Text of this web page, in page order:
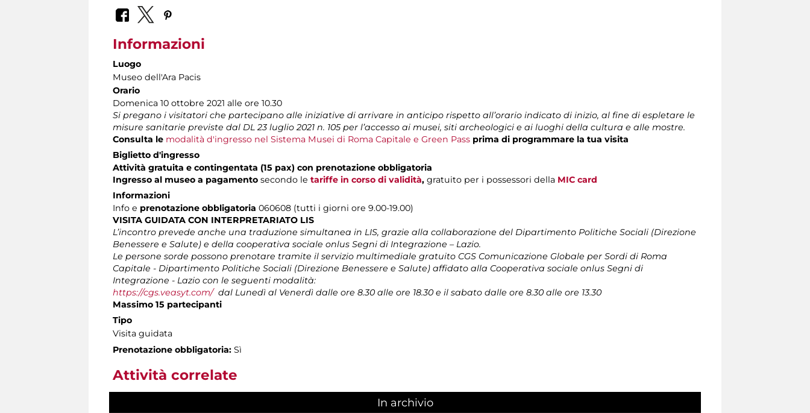
Informazioni
Luogo
Museo dell'Ara Pacis
Orario
Domenica 10 ottobre 2021 alle ore 10.30
Si pregano i visitatori che partecipano alle iniziative di arrivare in anticipo rispetto all’orario indicato di inizio, al fine di espletare le
misure sanitarie previste dal DL 23 luglio 2021 n. 105 per l’accesso ai musei, siti archeologici e ai luoghi della cultura e alle mostre.
Consulta le modalità d'ingresso nel Sistema Musei di Roma Capitale e Green Pass prima di programmare la tua visita
Biglietto d'ingresso
Attività gratuita e contingentata (15 pax) con prenotazione obbligatoria
Ingresso al museo a pagamento secondo le tariffe in corso di validità, gratuito per i possessori della MIC card
Informazioni
Info e prenotazione obbligatoria 060608 (tutti i giorni ore 9.00-19.00)
VISITA GUIDATA CON INTERPRETARIATO LIS
L’incontro prevede anche una traduzione simultanea in LIS, grazie alla collaborazione del Dipartimento Politiche Sociali (Direzione
Benessere e Salute) e della cooperativa sociale onlus Segni di Integrazione – Lazio.
Le persone sorde possono prenotare tramite il servizio multimediale gratuito CGS Comunicazione Globale per Sordi di Roma
Capitale - Dipartimento Politiche Sociali (Direzione Benessere e Salute) affidato alla Cooperativa sociale onlus Segni di
Integrazione - Lazio con le seguenti modalità:
https://cgs.veasyt.com/ dal Lunedì al Venerdì dalle ore 8.30 alle ore 18.30 e il sabato dalle ore 8.30 alle ore 13.30
Massimo 15 partecipanti
Tipo
Visita guidata
Prenotazione obbligatoria: Sì
Attività correlate
In archivio